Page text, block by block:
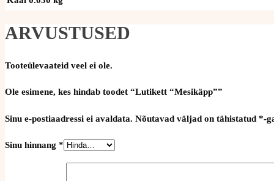
ARVUSTUSED
Tooteülevaateid veel ei ole.
Ole esimene, kes hindab toodet “Lutikett “Mesikäpp””
Sinu e-postiaadressi ei avaldata. Nõutavad väljad on tähistatud *-
Sinu hinnang *